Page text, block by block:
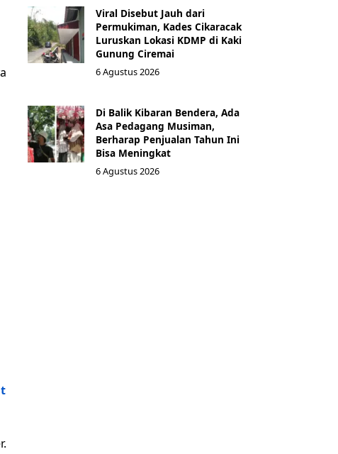
Viral Disebut Jauh dari
Permukiman, Kades Cikaracak
Luruskan Lokasi KDMP di Kaki
Gunung Ciremai
6 Agustus 2026
Di Balik Kibaran Bendera, Ada
Asa Pedagang Musiman,
Berharap Penjualan Tahun Ini
Bisa Meningkat
6 Agustus 2026